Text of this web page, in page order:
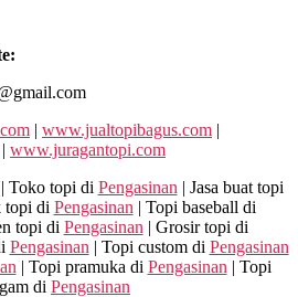
| www.jualtopibagus.com |
| www.juragantopi.com
| Toko topi di Pengasinan | Jasa buat topi
topi di Pengasinan | Topi baseball di
topi di Pengasinan | Grosir topi di
Pengasinan | Topi custom di Pengasinan
| Topi pramuka di Pengasinan | Topi
di Pengasinan